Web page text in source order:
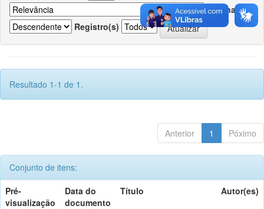
Ordenar
Registro(s)
Resultado 1-1 de 1.
Anterior 1 Póximo
Conjunto de itens:
Pré-
visualização
Data do
documento
Título Autor(es)